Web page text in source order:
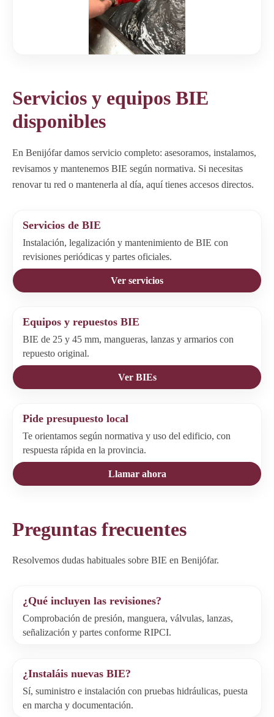
Servicios y equipos BIE
disponibles
En Benijófar damos servicio completo: asesoramos, instalamos,
revisamos y mantenemos BIE según normativa. Si necesitas
renovar tu red o mantenerla al día, aquí tienes accesos directos.
Servicios de BIE
Instalación, legalización y mantenimiento de BIE con
revisiones periódicas y partes oficiales.
Ver servicios
Equipos y repuestos BIE
BIE de 25 y 45 mm, mangueras, lanzas y armarios con
repuesto original.
Ver BIEs
Pide presupuesto local
Te orientamos según normativa y uso del edificio, con
respuesta rápida en la provincia.
Llamar ahora
Preguntas frecuentes
Resolvemos dudas habituales sobre BIE en Benijófar.
¿Qué incluyen las revisiones?
Comprobación de presión, manguera, válvulas, lanzas,
señalización y partes conforme RIPCI.
¿Instaláis nuevas BIE?
Sí, suministro e instalación con pruebas hidráulicas, puesta
en marcha y documentación.